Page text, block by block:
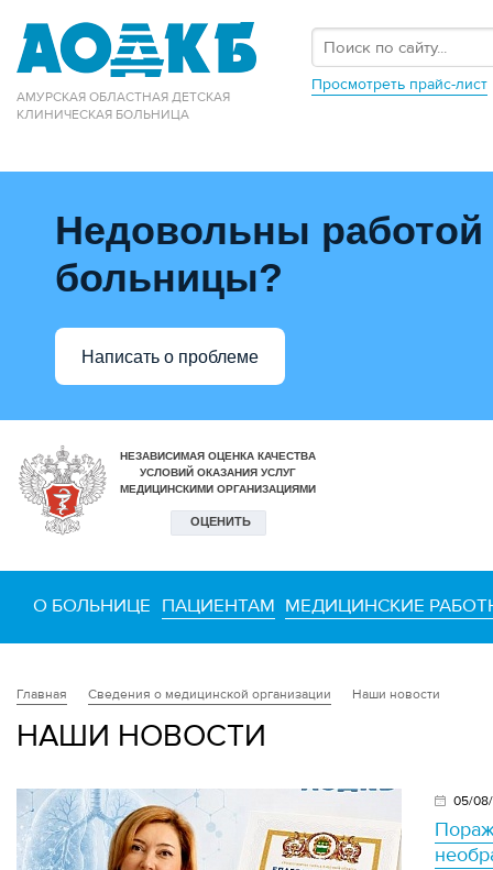
АМУРСКАЯ ОБЛАСТНАЯ ДЕТСКАЯ
КЛИНИЧЕСКАЯ БОЛЬНИЦА
Просмотреть прайс-лист
Недовольны работой
больницы?
Написать о проблеме
О БОЛЬНИЦЕ ПАЦИЕНТАМ МЕДИЦИНСКИЕ
Главная Сведения о медицинской организации Наши новости
НАШИ НОВОСТИ
05/